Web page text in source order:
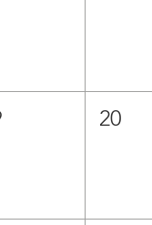
20